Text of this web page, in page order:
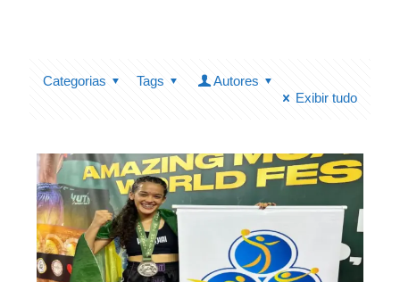
Categorias Tags
Autores
Exibir tudo